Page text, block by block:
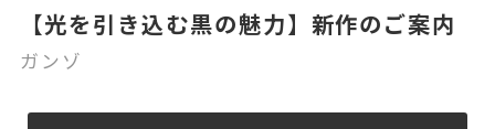
【光を引き込む黒の魅力】新作のご案内
ガンゾ